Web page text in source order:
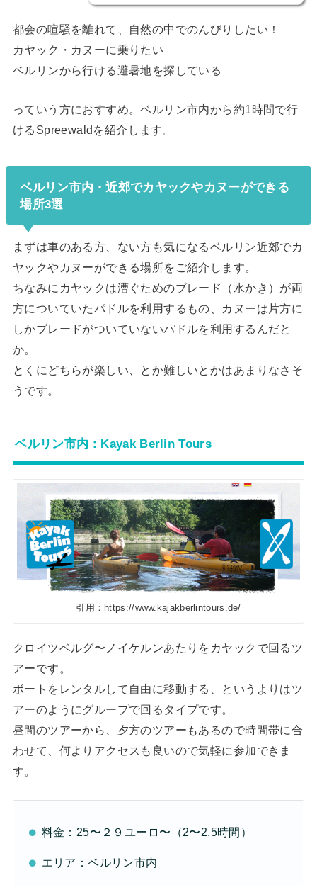
都会の喧騒を離れて、自然の中でのんびりしたい！
カヤック・カヌーに乗りたい
ベルリンから行ける避暑地を探している
っていう方におすすめ。ベルリン市内から約1時間で行
けるSpreewaldを紹介します。
ベルリン市内・近郊でカヤックやカヌーができる
場所3選
まずは車のある方、ない方も気になるベルリン近郊でカ
ヤックやカヌーができる場所をご紹介します。
ちなみにカヤックは漕ぐためのブレード（水かき）が両
方についていたパドルを利用するもの、カヌーは片方に
しかブレードがついていないパドルを利用するんだと
か。
とくにどちらが楽しい、とか難しいとかはあまりなさそ
うです。
ベルリン市内：Kayak Berlin Tours
引用：https://www.kajakberlintours.de/
クロイツベルグ〜ノイケルンあたりをカヤックで回るツ
アーです。
ボートをレンタルして自由に移動する、というよりはツ
アーのようにグループで回るタイプです。
昼間のツアーから、夕方のツアーもあるので時間帯に合
わせて、何よりアクセスも良いので気軽に参加できま
す。
料金：25〜２９ユーロ〜（2〜2.5時間）
エリア：ベルリン市内